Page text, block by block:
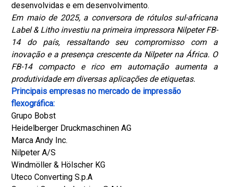
desenvolvidas e em desenvolvimento.
Em maio de 2025, a conversora de rótulos sul-africana
Label & Litho investiu na primeira impressora Nilpeter FB-
14 do país, ressaltando seu compromisso com a
inovação e a presença crescente da Nilpeter na África. O
FB-14 compacto e rico em automação aumenta a
produtividade em diversas aplicações de etiquetas.
Principais empresas no mercado de impressão
flexográfica:
Grupo Bobst
Heidelberger Druckmaschinen AG
Marca Andy Inc.
Nilpeter A/S
Windmöller & Hölscher KG
Uteco Converting S.p.A